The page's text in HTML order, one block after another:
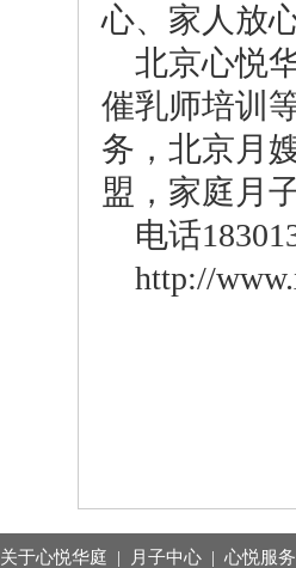
心、家人放
北京心悦
催乳师培训
务，北京月
盟，家庭月
电话
http://
关于心悦华庭 | 月子中心 |心悦服务